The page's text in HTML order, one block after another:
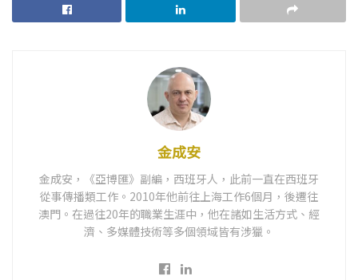
金成安
金成安，《亞博匯》副編，西班牙人，此前一直在西班牙
從事傳播類工作。2010年他前往上海工作6個月，後遷往
澳門。在過往20年的職業生涯中，他在諸如生活方式、經
濟、多媒體技術等多個領域皆有涉獵。